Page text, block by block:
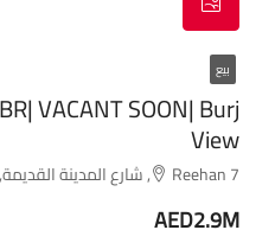
بيع
VACANT SOON| Burj
View
Reehan 7, شارع المدينة القديمة, وسط مدينة دبي, دبي, الإمارات العربية المتحدة
AED2.9M